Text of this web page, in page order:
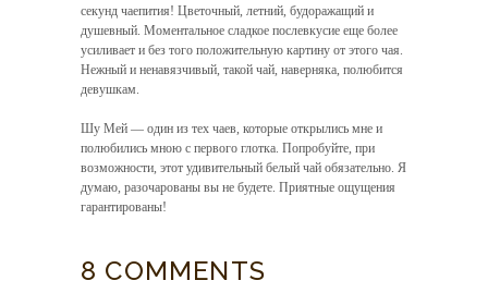
секунд чаепития! Цветочный, летний, будоражащий и
душевный. Моментальное сладкое послевкусие еще более
усиливает и без того положительную картину от этого чая.
Нежный и ненавязчивый, такой чай, наверняка, полюбится
девушкам.
Шу Мей — один из тех чаев, которые открылись мне и
полюбились мною с первого глотка. Попробуйте, при
возможности, этот удивительный белый чай обязательно. Я
думаю, разочарованы вы не будете. Приятные ощущения
гарантированы!
8 COMMENTS